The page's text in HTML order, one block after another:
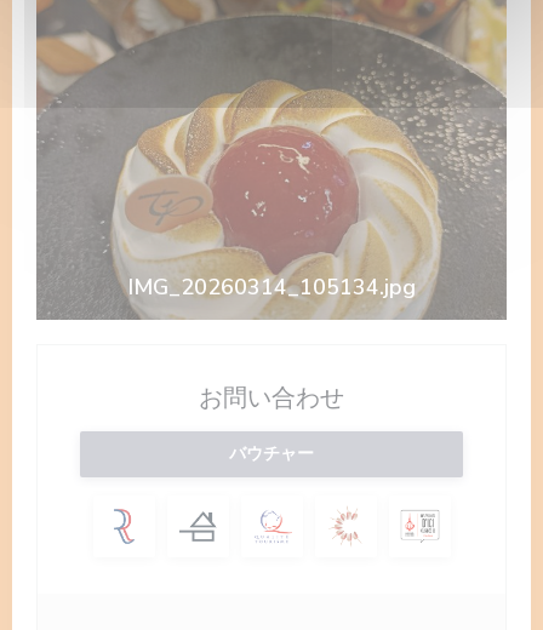
IMG_20260314_105134.jpg
お問い合わせ
バウチャー